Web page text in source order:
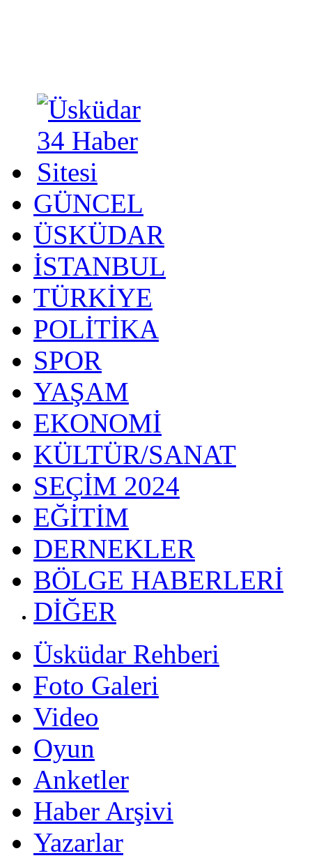
GÜNCEL
ÜSKÜDAR
İSTANBUL
TÜRKİYE
POLİTİKA
SPOR
YAŞAM
EKONOMİ
KÜLTÜR/SANAT
SEÇİM 2024
EĞİTİM
DERNEKLER
BÖLGE HABERLERİ
DİĞER
Üsküdar Rehberi
Foto Galeri
Video
Oyun
Anketler
Haber Arşivi
Yazarlar